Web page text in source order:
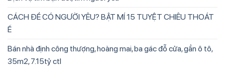
CÁCH ĐỂ CÓ NGƯỜI YÊU? BẬT MÍ 15 TUYỆT CHIÊU THOÁT
Ế
Bán nhà định công thượng, hoàng mai, ba gác đỗ cửa, gần ô tô,
35m2, 7.15tỷ ctl